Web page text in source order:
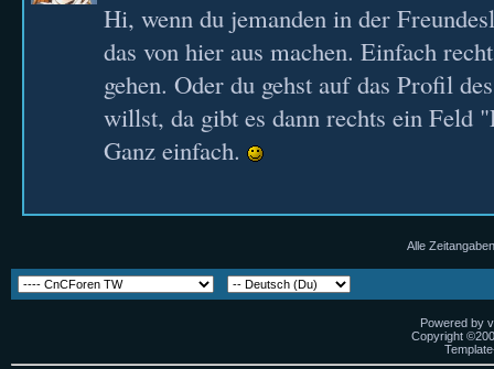
Hi, wenn du jemanden in der
das von hier aus machen. Einfach
gehen. Oder du gehst auf das Profil
willst, da gibt es dann rechts ein Feld
Ganz einfach.
Alle
Powered by
Copyright